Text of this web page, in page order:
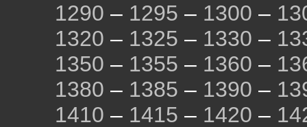
1290 – 1295 – 1300 –
1320 – 1325 – 1330 –
1350 – 1355 – 1360 –
1380 – 1385 – 1390 –
1410 – 1415 – 1420 –